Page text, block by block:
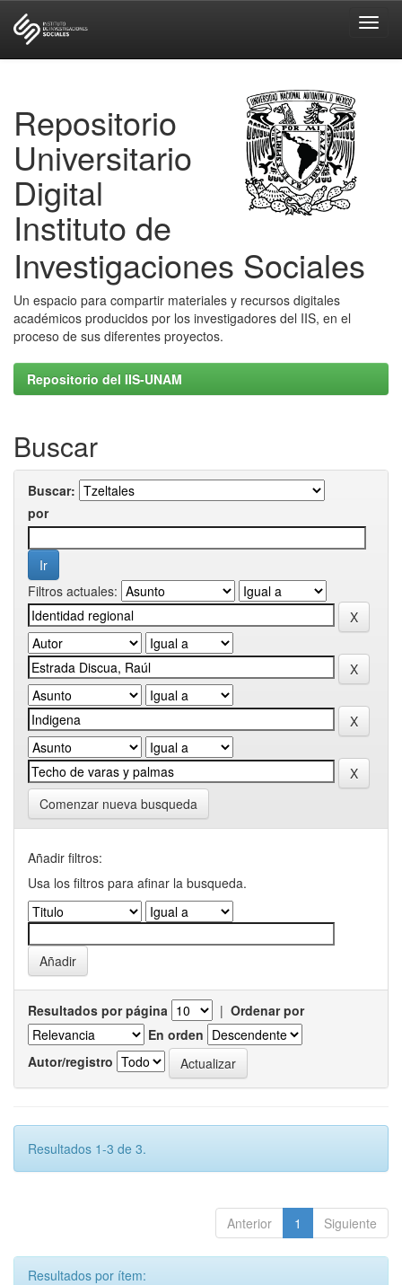
Repositorio
Universitario
Digital
Instituto de
Investigaciones Sociales
Un espacio para compartir materiales y recursos digitales
académicos producidos por los investigadores del IIS, en el
proceso de sus diferentes proyectos.
Repositorio del IIS-UNAM
Buscar
Buscar:
por
Filtros actuales:
Comenzar nueva busqueda
Añadir filtros:
Usa los filtros para afinar la busqueda.
Resultados por página | Ordenar por
En orden
Autor/registro
Resultados 1-3 de 3.
Anterior 1 Siguiente
Resultados por ítem: